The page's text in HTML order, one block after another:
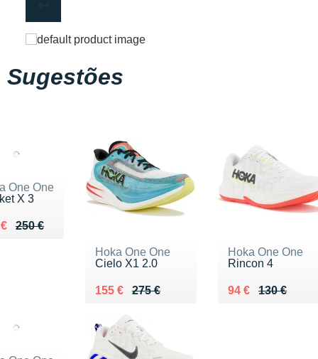
Sugestões
One One
X 3
250 €
de 250 €
185 €
Hoka One One
Cielo X1 2.0
275 €
Au lieu de 275 €
155 €
Vendu 155 €
Hoka One One
Rincon 4
130 €
Au lieu de 130 €
94 €
Vendu 94 €